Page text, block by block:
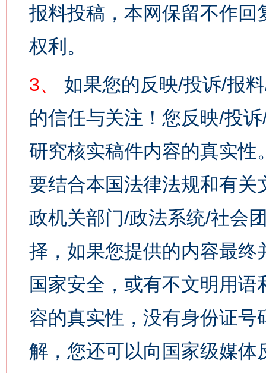
报料投稿，本网保留不作
权利。
3、
如果您的反映/投诉/报
的信任与关注！您反映/投
研究核实稿件内容的真实
要结合本国法律法规和有关
政机关部门/政法系统/社会
择，如果您提供的内容最
国家安全，或有不文明用
容的真实性，没有身份证
解，您还可以向国家级媒